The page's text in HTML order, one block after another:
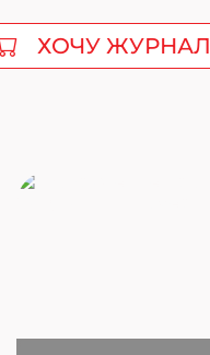
ХОЧУ ЖУРНАЛ